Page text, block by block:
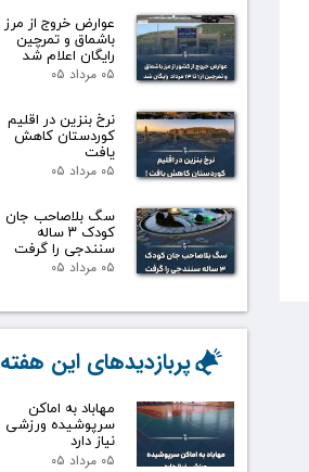
عوارض خروج از مرز
باشماق و تمرچین
رایگان اعلام شد
۰۵ مرداد ۰۵
نرخ بنزین در اقلیم
کوردستان کاهش
یافت
۰۵ مرداد ۰۵
سگ بلاصاحب جان
کودک ۳ ساله
سنندجی را گرفت
۰۵ مرداد ۰۵
مهاباد به اماکن
سرپوشیده ورزشی
نیاز دارد
۰۵ مرداد ۰۵
پربازدیدهای این هفته